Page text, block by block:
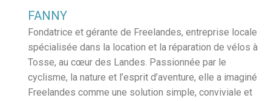
FANNY
Fondatrice et gérante de Freelandes, entreprise locale
spécialisée dans la location et la réparation de vélos à
Tosse, au cœur des Landes. Passionnée par le
cyclisme, la nature et l’esprit d’aventure, elle a imaginé
Freelandes comme une solution simple, conviviale et